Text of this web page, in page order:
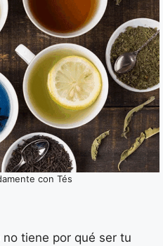
con Tés
tiene por qué ser tu